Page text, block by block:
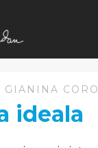
GIANINA
ideala